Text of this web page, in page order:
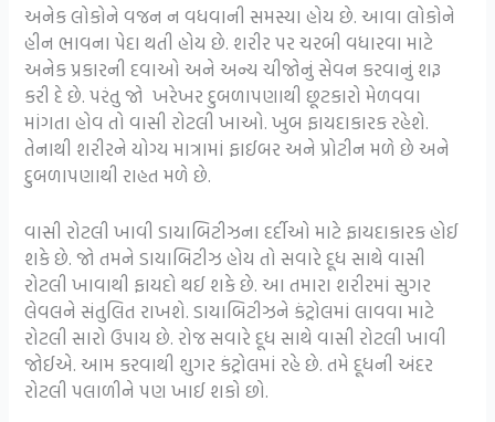
અનેક લોકોને વજન ન વધવાની સમસ્યા હોય છે. આવા લોકોને
હીન ભાવના પેદા થતી હોય છે. શરીર પર ચરબી વધારવા માટે
અનેક પ્રકારની દવાઓ અને અન્ય ચીજોનું સેવન કરવાનું શરૂ
કરી દે છે. પરંતુ જો ખરેખર દુબળાપણાથી છૂટકારો મેળવવા
માંગતા હોવ તો વાસી રોટલી ખાઓ. ખુબ ફાયદાકારક રહેશે.
તેનાથી શરીરને યોગ્ય માત્રામાં ફાઈબર અને પ્રોટીન મળે છે અને
દુબળાપણાથી રાહત મળે છે.
વાસી રોટલી ખાવી ડાયાબિટીઝના દર્દીઓ માટે ફાયદાકારક હોઈ
શકે છે. જો તમને ડાયાબિટીઝ હોય તો સવારે દૂધ સાથે વાસી
રોટલી ખાવાથી ફાયદો થઈ શકે છે. આ તમારા શરીરમાં સુગર
લેવલને સંતુલિત રાખશે. ડાયાબિટીઝને કંટ્રોલમાં લાવવા માટે
રોટલી સારો ઉપાય છે. રોજ સવારે દૂધ સાથે વાસી રોટલી ખાવી
જોઈએ. આમ કરવાથી શુગર કંટ્રોલમાં રહે છે. તમે દૂધની અંદર
રોટલી પલાળીને પણ ખાઈ શકો છો.